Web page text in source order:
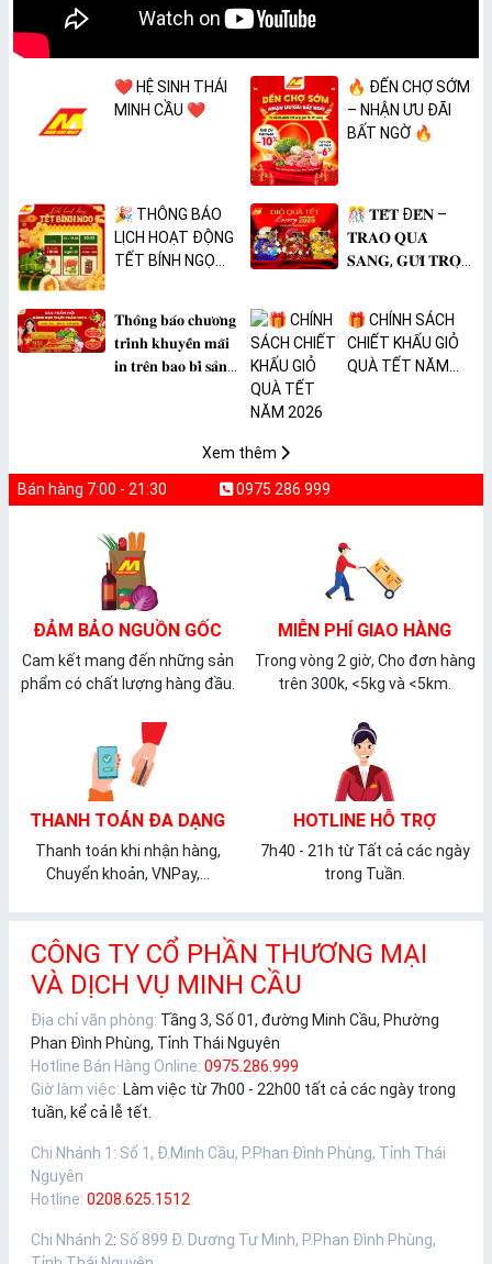
❤️ HỆ SINH THÁI
MINH CẦU ❤️
🔥 ĐẾN CHỢ SỚM
– NHẬN ƯU ĐÃI
BẤT NGỜ 🔥
🎉 THÔNG BÁO
LỊCH HOẠT ĐỘNG
TẾT BÍNH NGỌ
🎊 𝐓𝐄̂́𝐓 Đ𝐄̂́𝐍 –
𝐓𝐑𝐀𝐎 𝐐𝐔𝐀̀
𝐒𝐀𝐍𝐆, 𝐆𝐔̛̉𝐈 𝐓𝐑𝐎̣𝐍
𝐓𝐡𝐨̂𝐧𝐠 𝐛𝐚́𝐨 𝐜𝐡𝐮̛𝐨̛𝐧𝐠
𝐭𝐫𝐢̀𝐧𝐡 𝐤𝐡𝐮𝐲𝐞̂́𝐧 𝐦𝐚̃𝐢
𝐢𝐧 𝐭𝐫𝐞̂𝐧 𝐛𝐚𝐨 𝐛𝐢̀ 𝐬𝐚̉𝐧
🎁 CHÍNH SÁCH
CHIẾT KHẤU GIỎ
QUÀ TẾT NĂM
Xem thêm
Bán hàng 7:00 - 21:30 0975 286 999
ĐẢM BẢO NGUỒN GỐC
Cam kết mang đến những sản
phẩm có chất lượng hàng đầu.
MIỄN PHÍ GIAO HÀNG
Trong vòng 2 giờ, Cho đơn hàng
trên 300k, <5kg và <5km.
THANH TOÁN ĐA DẠNG
Thanh toán khi nhận hàng,
Chuyển khoản, VNPay,...
HOTLINE HỖ TRỢ
7h40 - 21h từ Tất cả các ngày
trong Tuần.
CÔNG TY CỔ PHẦN THƯƠNG MẠI
VÀ DỊCH VỤ MINH CẦU
Địa chỉ văn phòng: Tầng 3, Số 01, đường Minh Cầu, Phường
Phan Đình Phùng, Tỉnh Thái Nguyên
Hotline Bán Hàng Online: 0975.286.999
Giờ làm việc: Làm việc từ 7h00 - 22h00 tất cả các ngày trong
tuần, kể cả lễ tết.
Chi Nhánh 1 : Số 1, Đ.Minh Cầu, P.Phan Đình Phùng, Tỉnh Thái
Nguyên
Hotline: 0208.625.1512
Chi Nhánh 2: Số 899 Đ. Dương Tự Minh, P.Phan Đình Phùng,